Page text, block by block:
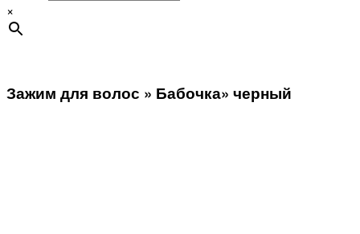
×
Зажим для волос » Бабочка» черный